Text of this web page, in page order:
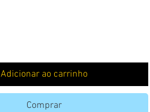
Adicionar ao carrinho
Comprar